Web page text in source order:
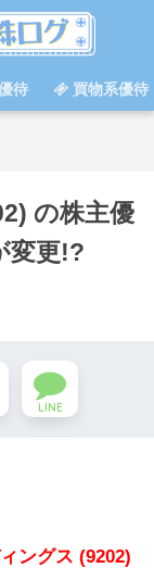
待 買物系優待
の株主優
変更!?
LINE
ングス (9202)